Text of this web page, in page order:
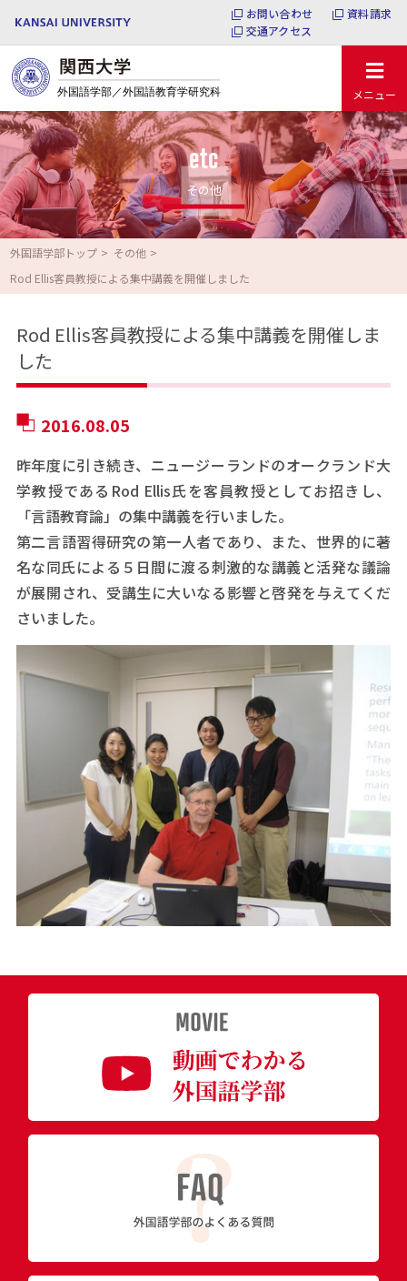
お問い合わせ
資料請求
交通アクセス
メニュー
etc
その他
外国語学部トップ
その他
Rod Ellis客員教授による集中講義を開催しました
Rod Ellis客員教授による集中講義を開催しま
した
2016.08.05
昨年度に引き続き、ニュージーランドのオークランド大
学教授であるRod Ellis氏を客員教授としてお招きし、
「言語教育論」の集中講義を行いました。
第二言語習得研究の第一人者であり、また、世界的に著
名な同氏による５日間に渡る刺激的な講義と活発な議論
が展開され、受講生に大いなる影響と啓発を与えてくだ
さいました。